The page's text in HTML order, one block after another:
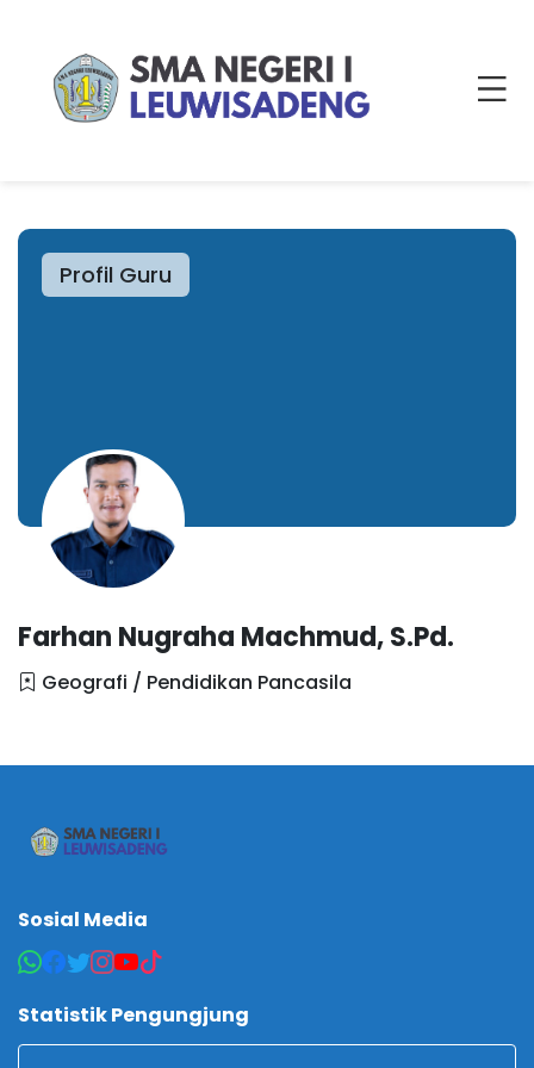
Profil Guru
Farhan Nugraha Machmud, S.Pd.
Geografi / Pendidikan Pancasila
Sosial Media
Statistik Pengungjung